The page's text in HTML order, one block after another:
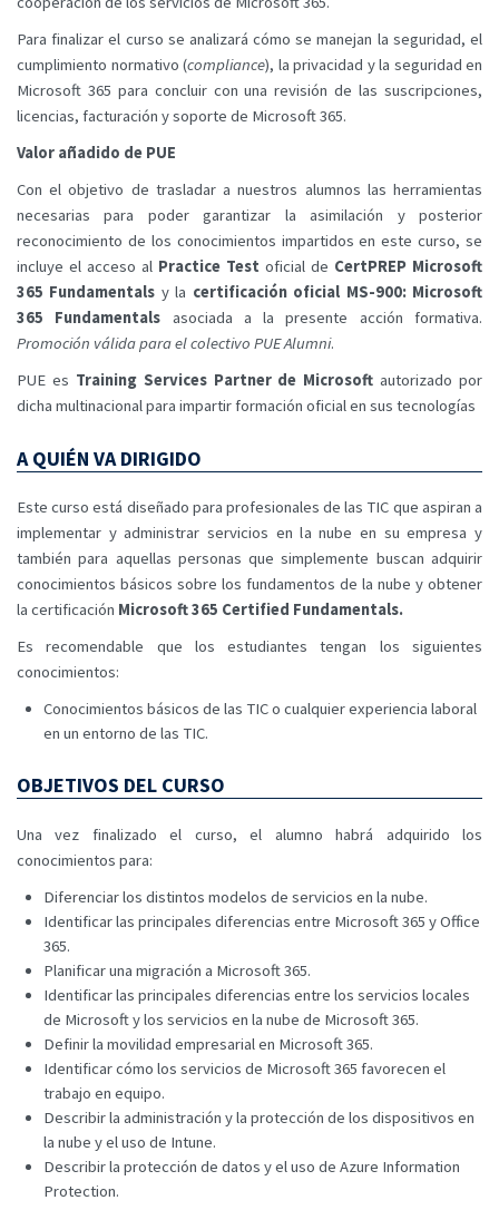
Para finalizar el curso se analizará cómo se manejan la seguridad, el
cumplimiento normativo (compliance), la privacidad y la seguridad en
Microsoft 365 para concluir con una revisión de las suscripciones,
licencias, facturación y soporte de Microsoft 365.
Valor añadido de PUE
Con el objetivo de trasladar a nuestros alumnos las herramientas
necesarias para poder garantizar la asimilación y posterior
reconocimiento de los conocimientos impartidos en este curso, se
incluye el acceso al Practice Test oficial de CertPREP Microsoft
365 Fundamentals y la certificación oficial MS-900: Microsoft
365 Fundamentals asociada a la presente acción formativa.
Promoción válida para el colectivo PUE Alumni.
PUE es Training Services Partner de Microsoft autorizado por
dicha multinacional para impartir formación oficial en sus tecnologías
A QUIÉN VA DIRIGIDO
Este curso está diseñado para profesionales de las TIC que aspiran a
implementar y administrar servicios en la nube en su empresa y
también para aquellas personas que simplemente buscan adquirir
conocimientos básicos sobre los fundamentos de la nube y obtener
la certificación Microsoft 365 Certified Fundamentals.
Es recomendable que los estudiantes tengan los siguientes
conocimientos:
Conocimientos básicos de las TIC o cualquier experiencia laboral
en un entorno de las TIC.
OBJETIVOS DEL CURSO
Una vez finalizado el curso, el alumno habrá adquirido los
conocimientos para:
Diferenciar los distintos modelos de servicios en la nube.
Identificar las principales diferencias entre Microsoft 365 y Office
365.
Planificar una migración a Microsoft 365.
Identificar las principales diferencias entre los servicios locales
de Microsoft y los servicios en la nube de Microsoft 365.
Definir la movilidad empresarial en Microsoft 365.
Identificar cómo los servicios de Microsoft 365 favorecen el
trabajo en equipo.
Describir la administración y la protección de los dispositivos en
la nube y el uso de Intune.
Describir la protección de datos y el uso de Azure Information
Protection.